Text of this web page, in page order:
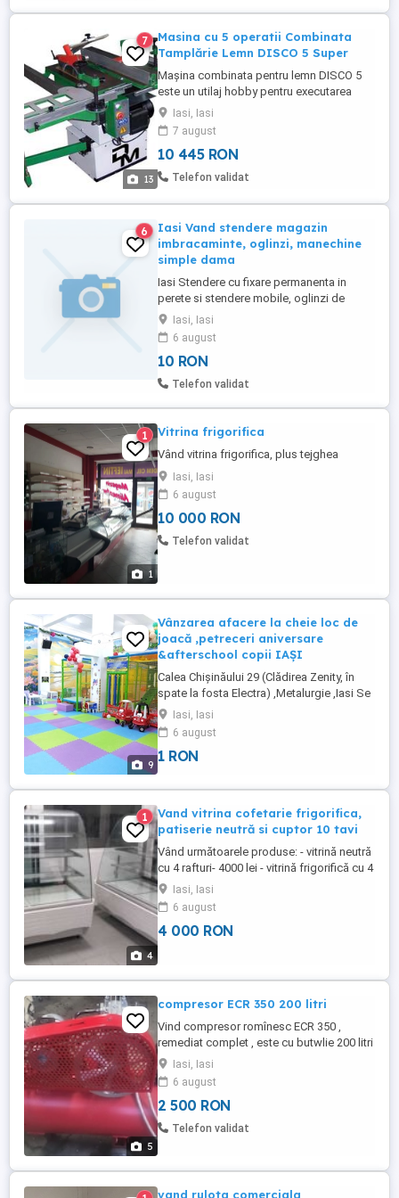
13
7
Masina cu 5 operatii Combinata
Tamplărie Lemn DISCO 5 Super
Mașina combinata pentru lemn DISCO 5
este un utilaj hobby pentru executarea
unor operații de tâmplărie cu un singur
motor monofazat de 2 Cp (1,5kW)
destinata in special pentru. esențe de
lemn moi de tip rășinoase. Mașina de
tâmplărie este demontabila in 3 bucăți
Iasi, Iasi
7 august
10 445 RON
Telefon validat
6
Iasi Vand stendere magazin
imbracaminte, oglinzi, manechine
simple dama
Iasi Stendere cu fixare permanenta in
perete si stendere mobile, oglinzi de
diferite dimensiuni. Tel contact .
Iasi, Iasi
6 august
10 RON
Telefon validat
1
1 Vitrina frigorifica
Vând vitrina frigorifica, plus tejghea
Iasi, Iasi
6 august
10 000 RON
Telefon validat
9
Vânzarea afacere la cheie loc de
joacă ,petreceri aniversare
&afterschool copii IAȘI
Calea Chișinăului 29 (Clădirea Zenity, în
spate la fosta Electra) ,Metalurgie ,Iasi Se
vinde afacere complet funcțională,
dedicată copiilor 3 12 ani: loc de joacă
modern + afterschool + petreceri copii.
Spațiu 200 mp, amenajat complet
Activitate în ...
Iasi, Iasi
6 august
1 RON
4
1
Vand vitrina cofetarie frigorifica,
patiserie neutră si cuptor 10 tavi
Vând următoarele produse: - vitrină neutră
cu 4 rafturi- 4000 lei - vitrină frigorifică cu 4
rafturi- 8000 lei - cuptor cu 10 tăvi Unox-
10000 lei Prețuri negociabile!
Iasi, Iasi
6 august
4 000 RON
5
compresor ECR 350 200 litri
Vind compresor romînesc ECR 350 ,
remediat complet , este cu butwlie 200 litri
, motor trifazat 380 volti , 2,2 kw , cu debit
refulat 286 litri . pret fix 25 mil , pt alte
localitati se percepe avans ....
Iasi, Iasi
6 august
2 500 RON
Telefon validat
vand rulota comerciala